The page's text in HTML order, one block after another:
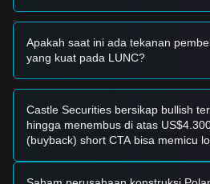
berpotensi menguji kembali zona
rendah.
Strategi Beli
disarankan:
Investor Konservatif
• Tunggu hingga harga Terra
$0.0000850untuk membeli secara
atas resistensi$0.0001050
Apakah saat ini ada tekanan
yang kuat pada LUNC?
Castle Securities bersikap bullish
hingga menembus di atas
(buyback) short CTA bisa memicu